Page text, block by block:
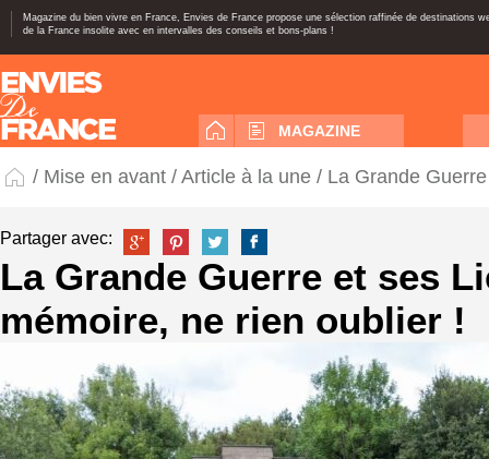
Magazine du bien vivre en France, Envies de France propose une sélection raffinée de destinations
de la France insolite avec en intervalles des conseils et bons-plans !
MAGAZINE
/ Mise en avant / Article à la une / La Grande
Partager avec:
La Grande Guerre et ses
mémoire, ne rien oublier !